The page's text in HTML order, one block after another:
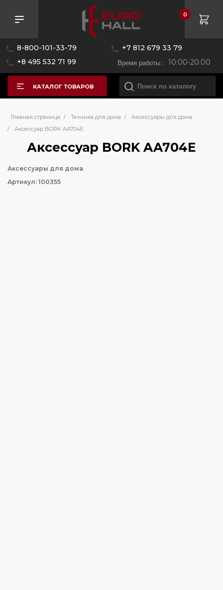
8-800-101-33-79
+7 812 679 33 79
+8 495 532 71 99
Время работы : 10:00-20:00
0
КАТАЛОГ ТОВАРОВ
Главная страница / Техника для дома /
Аксессуары для дома
/
Аксессуар BORK AA704E
Аксессуар BORK AA704E
Аксессуары для дома
Артикул: 100355